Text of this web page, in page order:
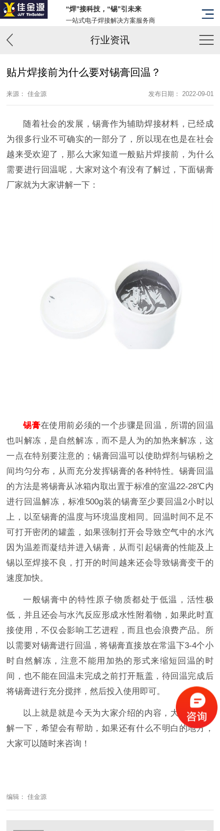
“焊”接科技，“锡”引未来
一站式电子焊接解决方案服务商
行业资讯
贴片焊接前为什么要对锡膏回温？
来源： 佳金源 发布日期： 2022-09-01
随着社会的发展，锡膏作为辅助焊接材料，已经成
为很多行业不可确实的一部分了，所以现在也是在社会
越来受欢迎了，那么大家知道一般贴片焊接前，为什么
需要进行回温呢，大家对这个有没有了解过，下面锡膏
厂家就为大家讲解一下：
锡膏在使用前必须的一个步骤是回温，所谓的回温
也叫解冻，是自然解冻，而不是人为的加热来解冻，这
一点在特别要注意的；锡膏回温可以使助焊剂与锡粉之
间均匀分布，从而充分发挥锡膏的各种特性。锡膏回温
的方法是将锡膏从冰箱内取出置于标准的室温22-28℃内
进行回温解冻，标准500g装的锡膏至少要回温2小时以
上，以至锡膏的温度与环境温度相同。回温时间不足不
可打开密闭的罐盖，如果强制打开会导致空气中的水汽
因为温差而凝结并进入锡膏，从而引起锡膏的性能及上
锡以至焊接不良，打开的时间越来还会导致锡膏变干的
速度加快。
一般锡膏中的特性原子物质都处于低温，活性极
低，并且还会与水汽反应形成水性附着物，如果此时直
接使用，不仅会影响工艺进程，而且也会浪费产品。所
以需要对锡膏进行回温，将锡膏直接放在常温下3-4个小
时自然解冻，注意不能用加热的形式来缩短回温的时
间，也不能在回温未完成之前打开瓶盖，待回温完成后
将锡膏进行充分搅拌，然后投入使用即可。
以上就是就是今天为大家介绍的内容，大家可以了
解一下，希望会有帮助，如果还有什么不明白的地方，
大家可以随时来咨询！
编辑： 佳金源